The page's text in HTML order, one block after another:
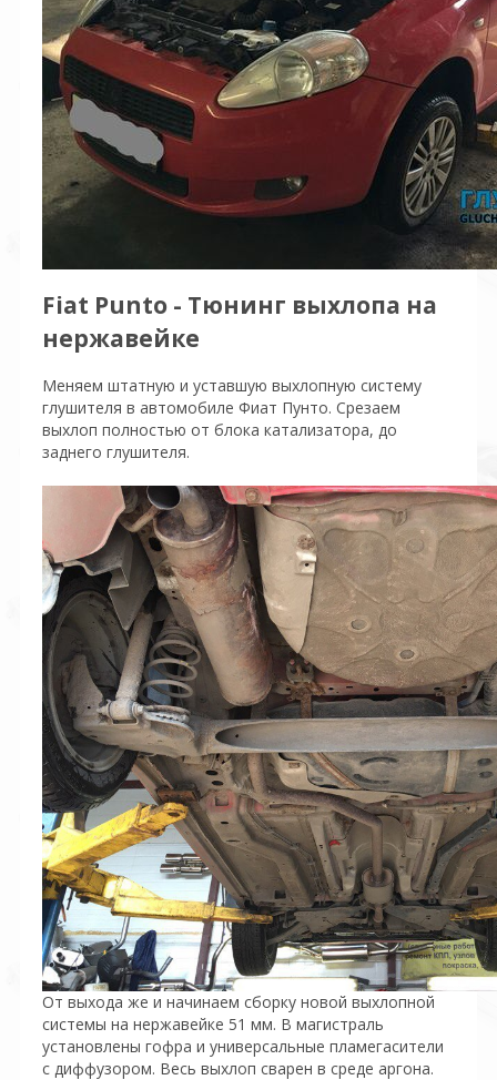
Fiat Punto - Тюнинг выхлопа на
нержавейке
Меняем штатную и уставшую выхлопную систему
глушителя в автомобиле Фиат Пунто. Срезаем
выхлоп полностью от блока катализатора, до
заднего глушителя.
От выхода же и начинаем сборку новой выхлопной
системы на нержавейке 51 мм. В магистраль
установлены гофра и универсальные пламегасители
с диффузором. Весь выхлоп сварен в среде аргона.